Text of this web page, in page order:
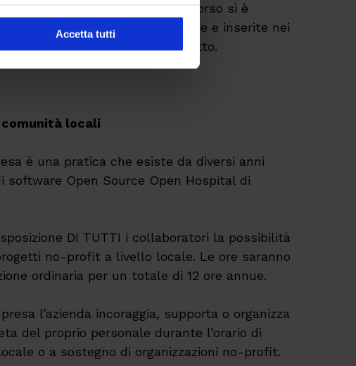
Accetta tutti
in una Società Benefit. Il percorso si è
dalla norma, sono stati redatte e inserite nei
e 2023 le relazioni di impatto.
locali
è una pratica che esiste da diversi anni
Open Source Open Hospital di
DI TUTTI i collaboratori la possibilità
no-profit a livello locale. Le ore saranno
ordinaria per un totale di 12 ore annue.
l’azienda incoraggia, supporta o organizza
del proprio personale durante l’orario di
o a sostegno di organizzazioni no-profit.